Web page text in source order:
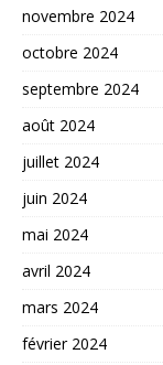
novembre 2024
octobre 2024
septembre 2024
août 2024
juillet 2024
juin 2024
mai 2024
avril 2024
mars 2024
février 2024